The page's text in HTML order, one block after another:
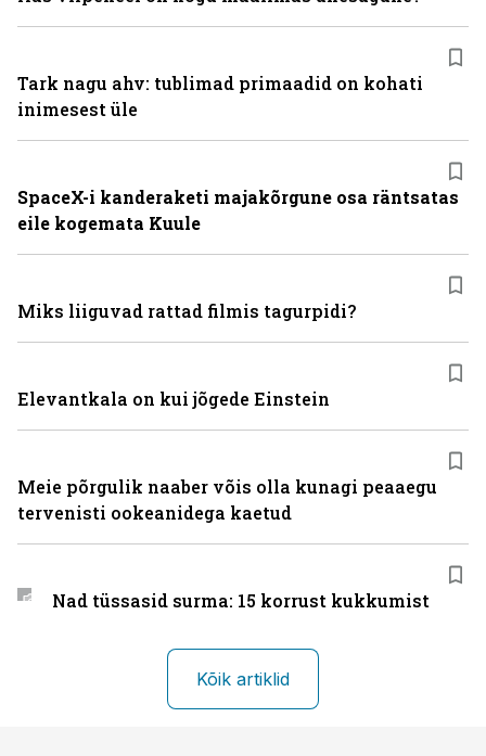
Tark nagu ahv: tublimad primaadid on kohati
inimesest üle
SpaceX-i kanderaketi majakõrgune osa räntsatas
eile kogemata Kuule
Miks liiguvad rattad filmis tagurpidi?
Elevantkala on kui jõgede Einstein
Meie põrgulik naaber võis olla kunagi peaaegu
tervenisti ookeanidega kaetud
Nad tüssasid surma: 15 korrust kukkumist
Kõik artiklid